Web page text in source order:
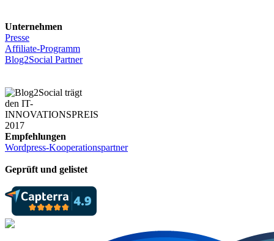
Unternehmen
Presse
Affiliate-Programm
Blog2Social Partner
Empfehlungen
Wordpress-Kooperationspartner
Geprüft und gelistet